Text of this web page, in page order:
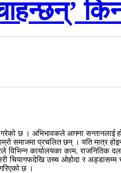
छ । अभिभावकले आफ्ना सन्तानलाई
समाजमा प्रचलित छन् । यति मात्र
विभिन्न कार्यालयका काम,
उच्च ओहोदा र अड्डासम्म
छ ।